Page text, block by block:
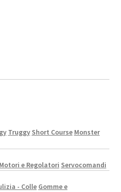
Truggy Short Course Monster
Motori e Regolatori Servocomandi
- Colle Gomme e